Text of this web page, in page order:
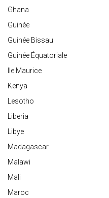
Ghana
Guinée
Guinée Bissau
Guinée Équatoriale
Ile Maurice
Kenya
Lesotho
Liberia
Libye
Madagascar
Malawi
Mali
Maroc